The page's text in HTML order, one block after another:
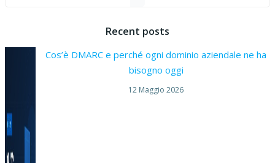
Recent posts
Cos’è DMARC e perché ogni dominio aziendale ne ha
bisogno oggi
12 Maggio 2026